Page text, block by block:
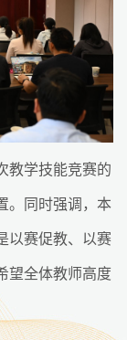
教学技能竞赛的
。同时强调，本
以赛促教、以赛
望全体教师高度